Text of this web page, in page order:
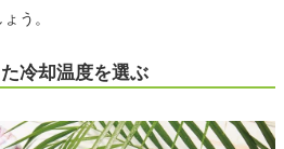
う。
冷却温度を選ぶ